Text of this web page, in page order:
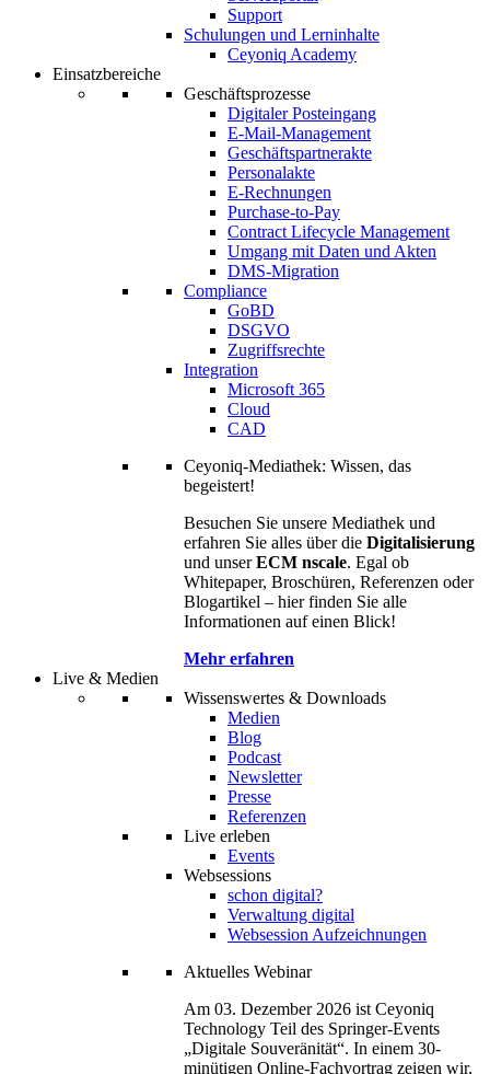
Support
Schulungen und Lerninhalte
Ceyoniq Academy
Einsatzbereiche
Geschäftsprozesse
Digitaler Posteingang
E-Mail-Management
Geschäftspartnerakte
Personalakte
E-Rechnungen
Purchase-to-Pay
Contract Lifecycle Management
Umgang mit Daten und Akten
DMS-Migration
Compliance
GoBD
DSGVO
Zugriffsrechte
Integration
Microsoft 365
Cloud
CAD
Ceyoniq-Mediathek: Wissen, das
begeistert!
Besuchen Sie unsere Mediathek und
erfahren Sie alles über die Digitalisierung
und unserECM nscale. Egal ob
Whitepaper, Broschüren, Referenzen oder
Blogartikel – hier finden Sie alle
Informationen auf einen Blick!
Mehr erfahren
Live & Medien
Wissenswertes & Downloads
Medien
Blog
Podcast
Newsletter
Presse
Referenzen
Live erleben
Events
Websessions
schon digital?
Verwaltung digital
Websession Aufzeichnungen
Aktuelles Webinar
Am 03. Dezember 2026 ist Ceyoniq
Technology Teil des Springer-Events
„Digitale Souveränität“. In einem 30-
minütigen Online-Fachvortrag zeigen wir,